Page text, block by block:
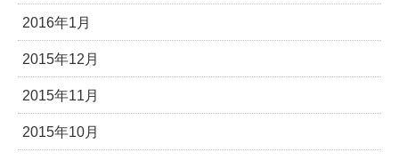
2016年1月
2015年12月
2015年11月
2015年10月